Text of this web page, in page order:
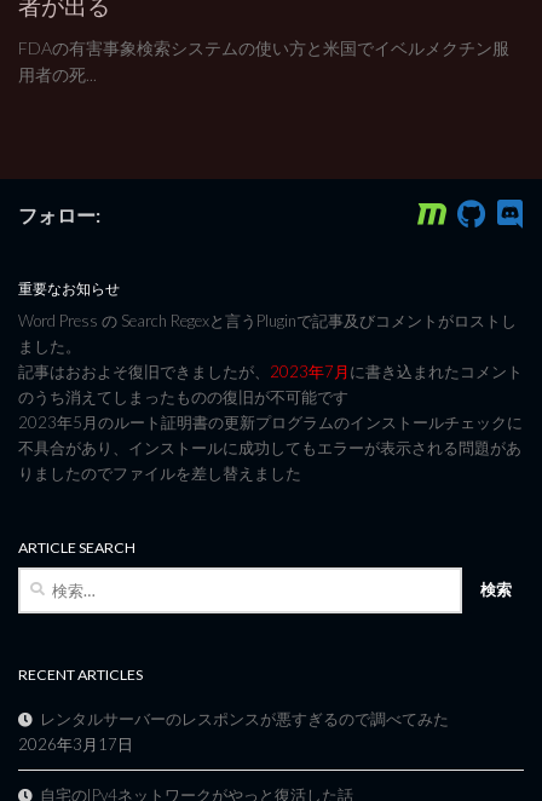
FDAの有害事象検索システムの使い方と米国でイベルメクチン服
用者の死...
フォロー:
重要なお知らせ
Word Press の Search Regexと言うPluginで記事及びコメントがロストし
ました。
記事はおおよそ復旧できましたが、 2023年7月に書き込まれたコメント
のうち消えてしまったものの復旧が不可能です
2023年5月のルート証明書の更新プログラムのインストールチェックに
不具合があり、インストールに成功してもエラーが表示される問題があ
りましたのでファイルを差し替えました
ARTICLE SEARCH
RECENT ARTICLES
レンタルサーバーのレスポンスが悪すぎるので調べてみた
2026年3月17日
自宅のIPv4ネットワークがやっと復活した話